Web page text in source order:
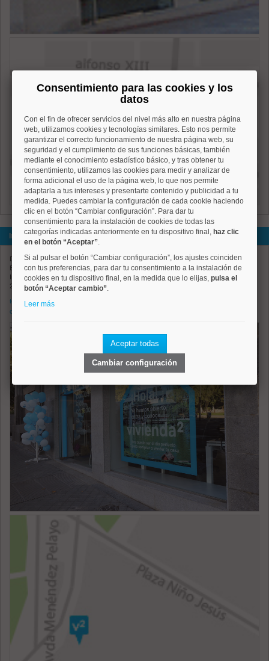
Inmobiliaria en Avenida de Menéndez Pelayo, 71
Distrito: Retiro
Barrio: Niño Jesús
Inmobiliaria en Avenida de Menéndez Pelayo, 71
28007 MADRID
telf.: (+34) 91 031 23 30
cómo llegar:
Consentimiento para las cookies y los
datos
Con el fin de ofrecer servicios del nivel más alto en nuestra página
web, utilizamos cookies y tecnologías similares. Esto nos permite
garantizar el correcto funcionamiento de nuestra página web, su
seguridad y el cumplimiento de sus funciones básicas, también
mediante el conocimiento estadístico básico, y tras obtener tu
consentimiento, utilizamos las cookies para medir y analizar de
forma adicional el uso de la página web, lo que nos permite
adaptarla a tus intereses y presentarte contenido y publicidad a tu
medida. Puedes cambiar la configuración de cada cookie haciendo
clic en el botón “Cambiar configuración”. Para dar tu
consentimiento para la instalación de cookies de todas las
categorías indicadas anteriormente en tu dispositivo final, haz clic
en el botón “Aceptar”.
Si al pulsar el botón “Cambiar configuración”, los ajustes coinciden
con tus preferencias, para dar tu consentimiento a la instalación de
cookies en tu dispositivo final, en la medida que lo elijas, pulsa el
botón “Aceptar cambio”.
Leer más
Aceptar todas
Cambiar configuración